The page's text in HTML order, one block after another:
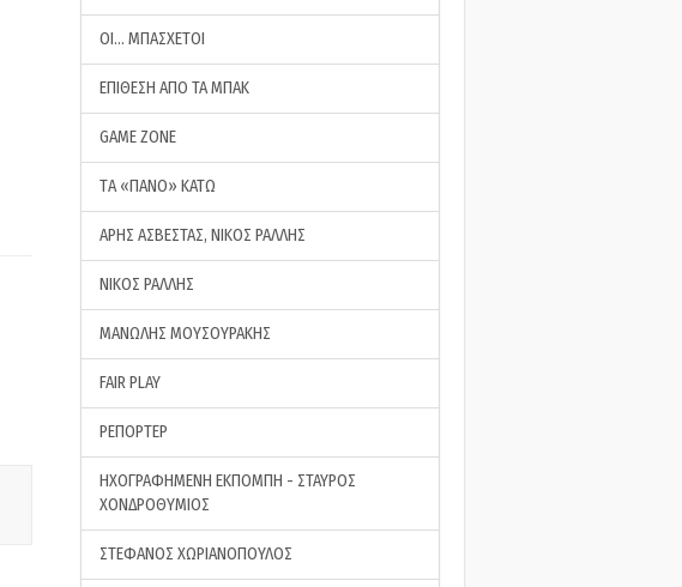
ΟΙ… ΜΠΑΣΧΕΤΟΙ
ΕΠΙΘΕΣΗ ΑΠΟ ΤΑ ΜΠΑΚ
GAME ZONE
ΤA «ΠΑΝΟ» ΚΑΤΩ
ΑΡΗΣ ΑΣΒΕΣΤΑΣ, ΝΙΚΟΣ ΡΑΛΛΗΣ
ΝΙΚΟΣ ΡΑΛΛΗΣ
ΜΑΝΩΛΗΣ ΜΟΥΣΟΥΡΑΚΗΣ
FAIR PLAY
ΡΕΠΟΡΤΕΡ
ΗΧΟΓΡΑΦΗΜΕΝΗ ΕΚΠΟΜΠΗ - ΣΤΑΥΡΟΣ
ΧΟΝΔΡΟΘΥΜΙΟΣ
ΣΤΕΦΑΝΟΣ ΧΩΡΙΑΝΟΠΟΥΛΟΣ